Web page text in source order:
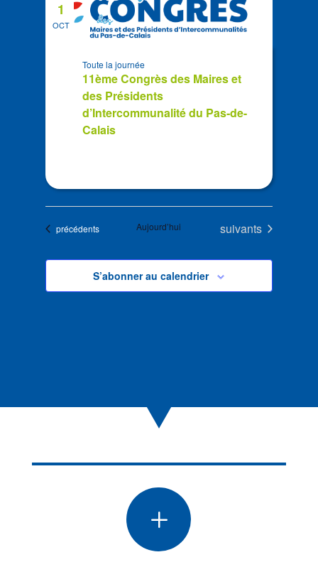
OCT
1
11ème Congrès des Maires et
des Présidents
d’Intercommunalité du Pas-de-
Calais
Toute la journée
Évènements
précédents Aujourd’hui Évènements
suivants
S’abonner au calendrier
L